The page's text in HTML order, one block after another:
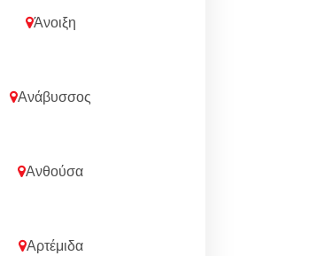
Άνοιξη
Ανάβυσσος
Ανθούσα
Αρτέμιδα